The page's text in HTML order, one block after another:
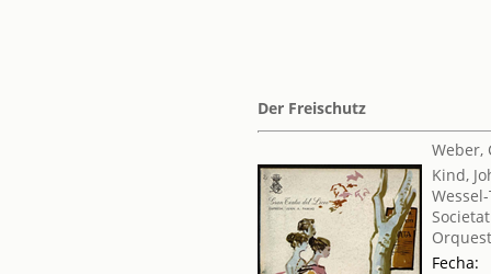
Der Freischutz
Weber,
Kind,
Fecha: